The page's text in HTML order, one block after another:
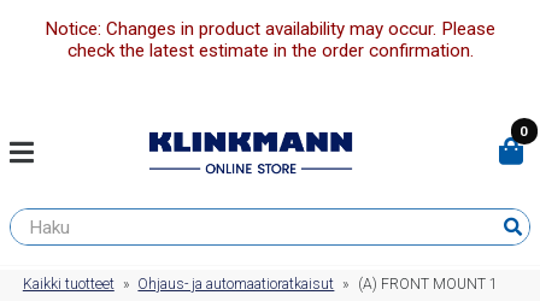
Notice: Changes in product availability may occur. Please
check the latest estimate in the order confirmation.
0
Kaikki tuotteet » Ohjaus- ja automaatioratkaisut »
(A) FRONT MOUNT 1